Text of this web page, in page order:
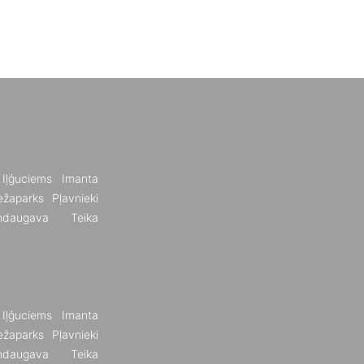
Iļģuciems
Imanta
Pļavnieki
Teika
Iļģuciems
Imanta
Pļavnieki
Teika